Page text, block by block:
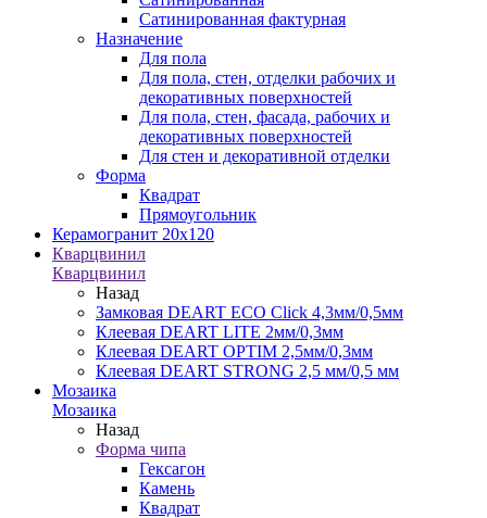
Сатинированная фактурная
Назначение
Для пола
Для пола, стен, отделки рабочих и
декоративных поверхностей
Для пола, стен, фасада, рабочих и
декоративных поверхностей
Для стен и декоративной отделки
Форма
Квадрат
Прямоугольник
Керамогранит 20х120
Кварцвинил
Кварцвинил
Назад
Замковая DEART ECO Click 4,3мм/0,5мм
Клеевая DEART LITE 2мм/0,3мм
Клеевая DEART OPTIM 2,5мм/0,3мм
Клеевая DEART STRONG 2,5 мм/0,5 мм
Мозаика
Мозаика
Назад
Форма чипа
Гексагон
Камень
Квадрат